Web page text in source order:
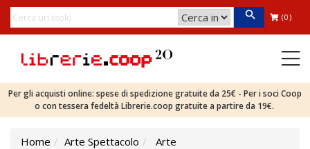
(0)
Per gli acquisti online: spese di spedizione gratuite da 25€ - Per i soci Coop
o con tessera fedeltà Librerie.coop gratuite a partire da 19€.
Home Arte Spettacolo
Arte